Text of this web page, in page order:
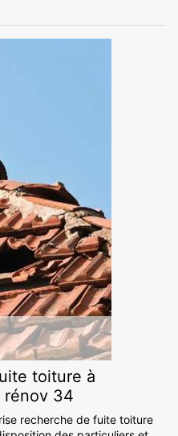
toiture à
rénov 34
recherche de fuite toiture